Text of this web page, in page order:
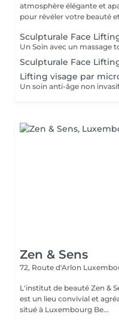
atmosphère élégante et
pour révéler votre beauté
Sculpturale Face
Sculpturale Face
Lifting visage par
Zen & Sens
72, Route d'Arlon
L'institut de beauté Zen &
est un lieu convivial et
situé à Luxembourg Be...